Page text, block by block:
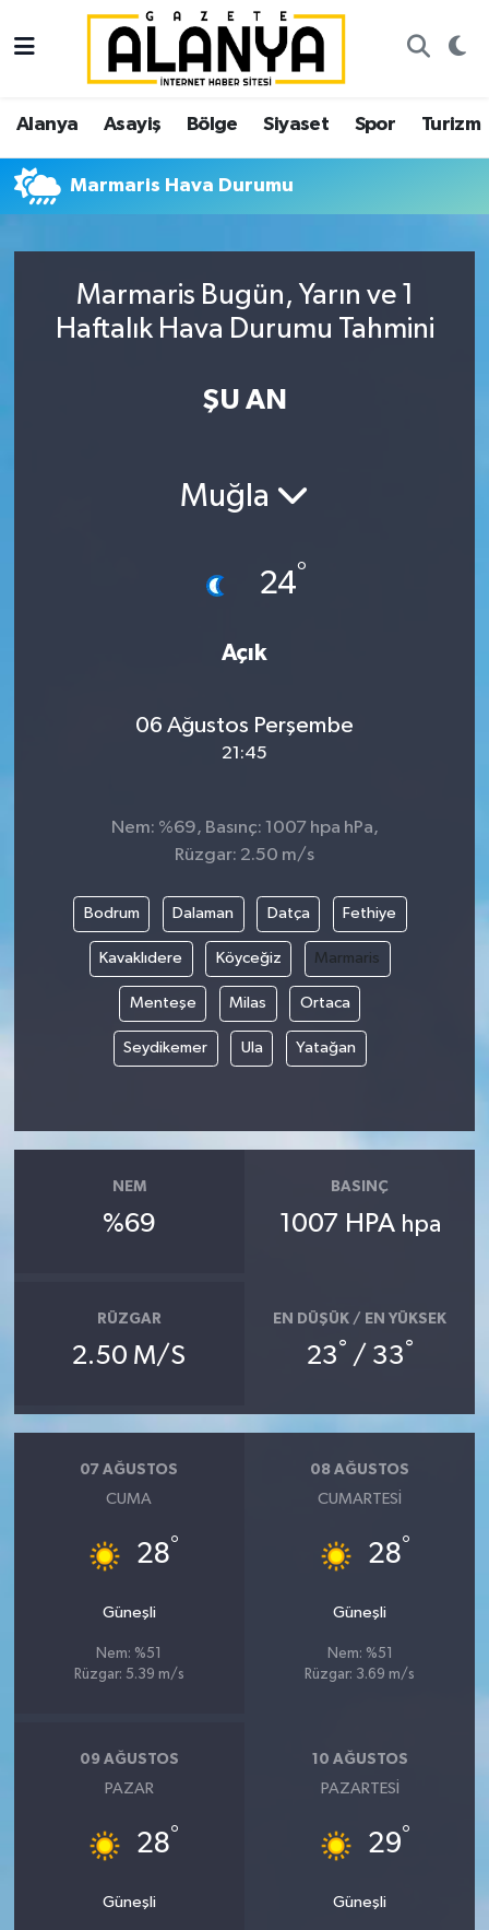
Alanya Asayiş Bölge Siyaset Spor Turizm
Marmaris Hava Durumu
Marmaris Bugün, Yarın ve 1
Haftalık Hava Durumu Tahmini
ŞU AN
Muğla
24°
Açık
06 Ağustos Perşembe
21:45
Nem: %69, Basınç: 1007 hpa hPa,
Rüzgar: 2.50 m/s
Bodrum Dalaman Datça Fethiye
Kavaklıdere Köyceğiz Marmaris
Menteşe Milas Ortaca
Seydikemer Ula Yatağan
NEM
%69
BASINÇ
1007 HPA hpa
RÜZGAR
2.50 M/S
EN DÜŞÜK / EN YÜKSEK
23° / 33°
07 AĞUSTOS
CUMA
28°
Güneşli
Nem: %51
Rüzgar: 5.39 m/s
08 AĞUSTOS
CUMARTESI
28°
Güneşli
Nem: %51
Rüzgar: 3.69 m/s
09 AĞUSTOS
PAZAR
28°
Güneşli
10 AĞUSTOS
PAZARTESI
29°
Güneşli
Alanya
Asayiş
Bölge
Siyaset
Spor
İstanbul Nöbetçi Eczaneler
İstanbul Hava Durumu
İstanbul Trafik Yoğunluk Haritası
Süper Lig Puan Durumu ve Fikstür
Tüm Manşetler